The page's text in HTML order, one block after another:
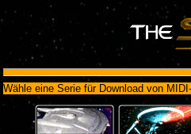
Wähle eine Serie für Download von